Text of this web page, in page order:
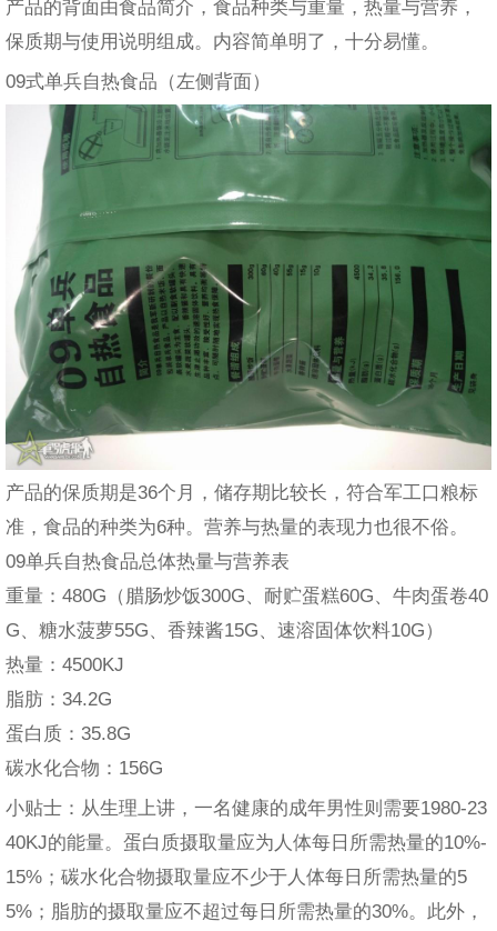
产品的背面由食品简介，食品种类与重量，热量与营养，
保质期与使用说明组成。内容简单明了，十分易懂。
09式单兵自热食品（左侧背面）
产品的保质期是36个月，储存期比较长，符合军工口粮标
准，食品的种类为6种。营养与热量的表现力也很不俗。
09单兵自热食品总体热量与营养表
重量：480G（腊肠炒饭300G、耐贮蛋糕60G、牛肉蛋卷40
G、糖水菠萝55G、香辣酱15G、速溶固体饮料10G）
热量：4500KJ
脂肪：34.2G
蛋白质：35.8G
碳水化合物：156G
小贴士：从生理上讲，一名健康的成年男性则需要1980-23
40KJ的能量。蛋白质摄取量应为人体每日所需热量的10%-
15%；碳水化合物摄取量应不少于人体每日所需热量的5
5%；脂肪的摄取量应不超过每日所需热量的30%。此外，